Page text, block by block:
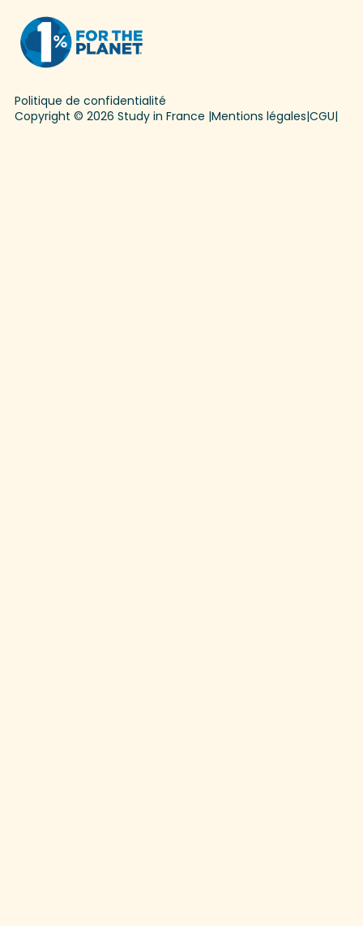
Copyright © 2026 Study in France |Mentions légales|CGU|
Politique de confidentialité